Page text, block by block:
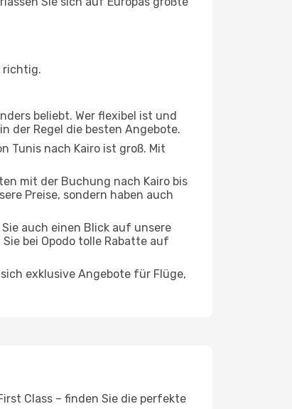
richtig.
beliebt. Wer flexibel ist und
der Regel die besten Angebote.
Tunis nach Kairo ist groß. Mit
mit der Buchung nach Kairo bis
Preise, sondern haben auch
auch einen Blick auf unsere
bei Opodo tolle Rabatte auf
exklusive Angebote für Flüge,
Class – finden Sie die perfekte